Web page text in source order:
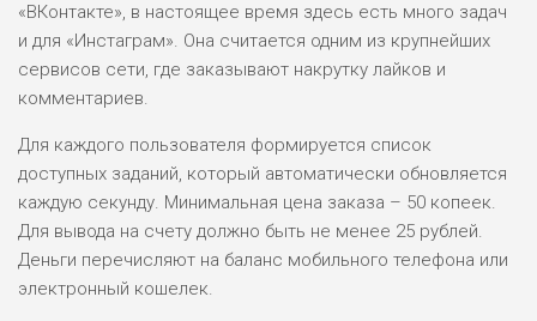
«ВКонтакте», в настоящее время здесь есть много задач
и для «Инстаграм». Она считается одним из крупнейших
сервисов сети, где заказывают накрутку лайков и
комментариев.
Для каждого пользователя формируется список
доступных заданий, который автоматически обновляется
каждую секунду. Минимальная цена заказа – 50 копеек.
Для вывода на счету должно быть не менее 25 рублей.
Деньги перечисляют на баланс мобильного телефона или
электронный кошелек.